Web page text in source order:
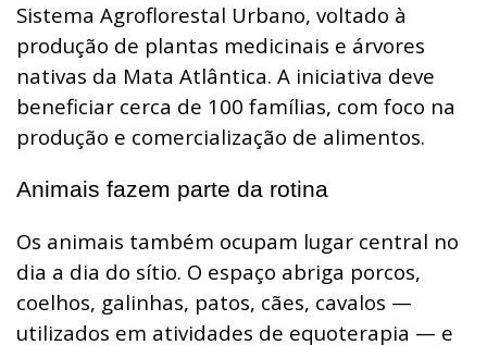
Sistema Agroflorestal Urbano, voltado à
produção de plantas medicinais e árvores
nativas da Mata Atlântica. A iniciativa deve
beneficiar cerca de 100 famílias, com foco na
produção e comercialização de alimentos.
Animais fazem parte da rotina
Os animais também ocupam lugar central no
dia a dia do sítio. O espaço abriga porcos,
coelhos, galinhas, patos, cães, cavalos —
utilizados em atividades de equoterapia — e